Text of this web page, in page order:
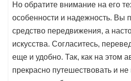
Но обратите внимание на его
особенности и надежность. Вы
средство передвижения, а
искусства. Согласитесь,
еще и удобно. Так, как на этом
прекрасно путешествовать и